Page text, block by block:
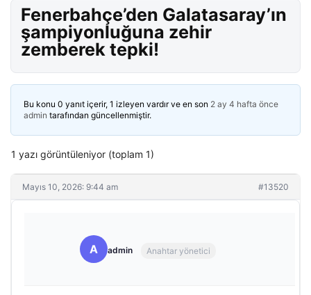
Fenerbahçe’den Galatasaray’ın
şampiyonluğuna zehir
zemberek tepki!
Bu konu 0 yanıt içerir, 1 izleyen vardır ve en son 2 ay 4 hafta önce
admin tarafından güncellenmiştir.
1 yazı görüntüleniyor (toplam 1)
Mayıs 10, 2026: 9:44 am #13520
A admin Anahtar yönetici